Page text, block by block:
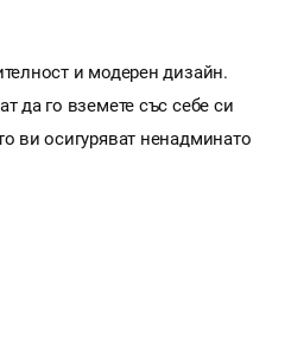
и модерен дизайн.
да го вземете със себе си
ви осигуряват ненадминато